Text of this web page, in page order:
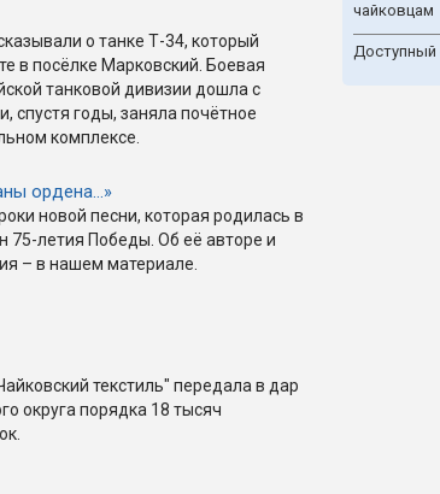
о танке Т-34, который
в посёлке Марковский. Боевая
танковой дивизии дошла с
спустя годы, заняла почётное
комплексе.
ордена…»
новой песни, которая родилась в
75-летия Победы. Об её авторе и
– в нашем материале.
текстиль" передала в дар
округа порядка 18 тысяч
чайковцам
Доступный